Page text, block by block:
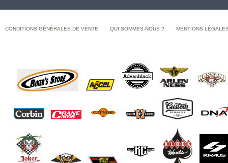
CONDITIONS GÉNÉRALES DE VENTE QUI SOMMES-NOUS ? MENTIONS